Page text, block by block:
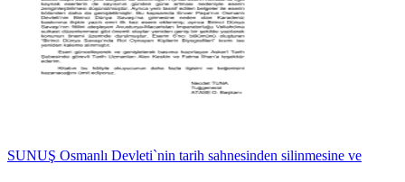
SUNUŞ Osmanlı Devleti`nin tarih sahnesinden silinmesine ve